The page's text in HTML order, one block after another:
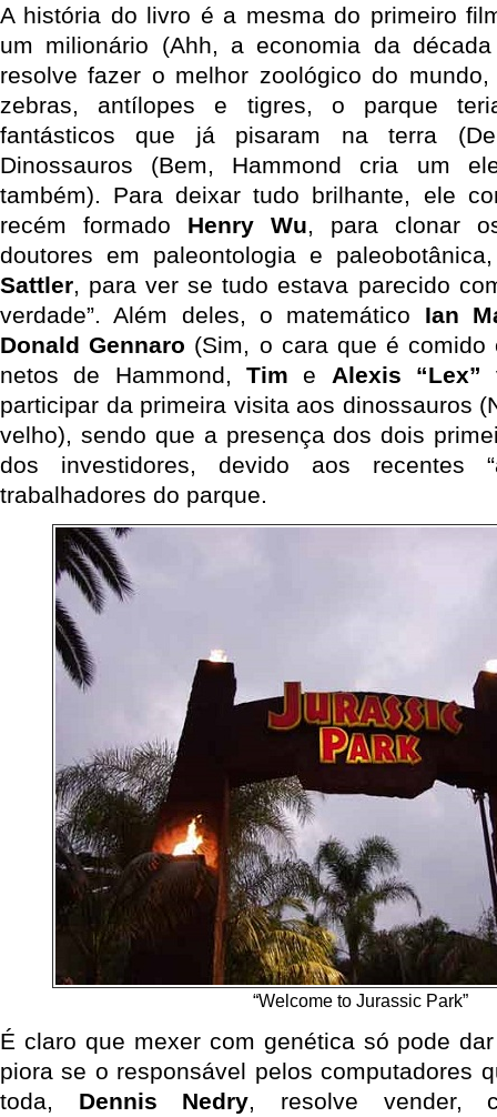
A história do livro é a mesma do primeiro
um milionário (Ahh, a economia da
resolve fazer o melhor zoológico do
zebras, antílopes e tigres, o parque
fantásticos que já pisaram na terra
Dinossauros (Bem, Hammond cria um
também). Para deixar tudo brilhante, ele
recém formado Henry Wu, para clonar
doutores em paleontologia e
Sattler, para ver se tudo estava parecido
verdade”. Além deles, o matemático Ian
Donald Gennaro (Sim, o cara que é comido
netos de Hammond, Tim e Alexis “Lex”
participar da primeira visita aos dinossauros
velho), sendo que a presença dos dois
dos investidores, devido aos recentes
trabalhadores do parque.
“Welcome to Jurassic Park”
É claro que mexer com genética só pode
piora se o responsável pelos computadores
toda, Dennis Nedry, resolve vender,